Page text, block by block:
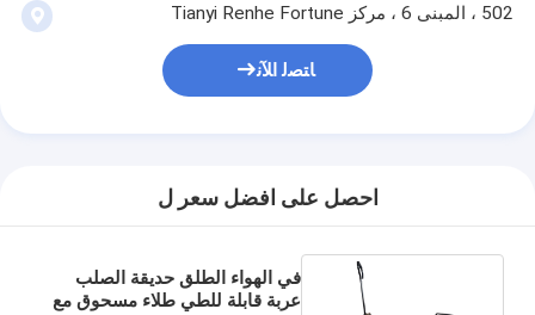
502 ، المبنى 6 ، مركز Tianyi Renhe Fortune
ﺎﺘﺼﻟ ﺍﻶﻧ
احصل على افضل سعر ل
في الهواء الطلق حديقة الصلب
عربة قابلة للطي طلاء مسحوق مع